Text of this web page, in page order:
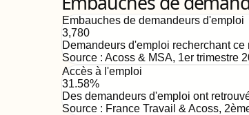
Embauches de demandeurs d'emploi
3,780
Demandeurs d'emploi recherchant
Source : Acoss & MSA, 1er trimestre
Accès à l'emploi
31.58%
Des demandeurs d'emploi ont
Source : France Travail & Acoss,